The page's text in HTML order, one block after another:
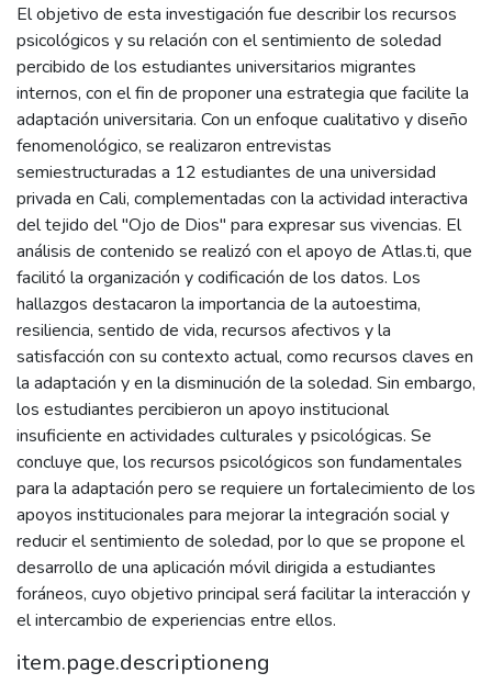
El objetivo de esta investigación fue describir los recursos
psicológicos y su relación con el sentimiento de soledad
percibido de los estudiantes universitarios migrantes
internos, con el fin de proponer una estrategia que facilite la
adaptación universitaria. Con un enfoque cualitativo y diseño
fenomenológico, se realizaron entrevistas
semiestructuradas a 12 estudiantes de una universidad
privada en Cali, complementadas con la actividad interactiva
del tejido del "Ojo de Dios" para expresar sus vivencias. El
análisis de contenido se realizó con el apoyo de Atlas.ti, que
facilitó la organización y codificación de los datos. Los
hallazgos destacaron la importancia de la autoestima,
resiliencia, sentido de vida, recursos afectivos y la
satisfacción con su contexto actual, como recursos claves en
la adaptación y en la disminución de la soledad. Sin embargo,
los estudiantes percibieron un apoyo institucional
insuficiente en actividades culturales y psicológicas. Se
concluye que, los recursos psicológicos son fundamentales
para la adaptación pero se requiere un fortalecimiento de los
apoyos institucionales para mejorar la integración social y
reducir el sentimiento de soledad, por lo que se propone el
desarrollo de una aplicación móvil dirigida a estudiantes
foráneos, cuyo objetivo principal será facilitar la interacción y
el intercambio de experiencias entre ellos.
item.page.descriptioneng